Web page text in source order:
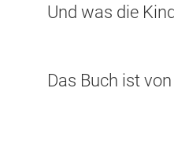
Und was die
Das Buch ist